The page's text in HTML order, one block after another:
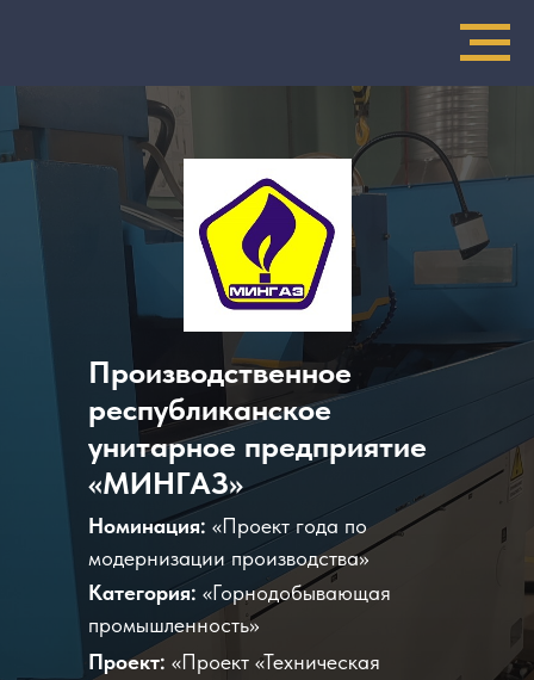
Производственное
республиканское
унитарное предприятие
«МИНГАЗ»
Номинация: «Проект года по
модернизации производства»
Категория: «Горнодобывающая
промышленность»
Проект: «Проект «Техническая